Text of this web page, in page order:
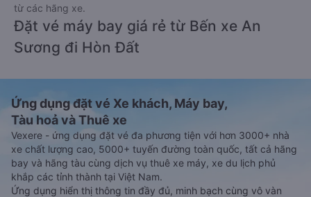
từ các hãng xe.
Đặt vé máy bay giá rẻ từ Bến xe An
Sương đi Hòn Đất
Ứng dụng đặt vé Xe khách, Máy bay,
Tàu hoả và Thuê xe
Vexere - ứng dụng đặt vé đa phương tiện với hơn 3000+ nhà
xe chất lượng cao, 5000+ tuyến đường toàn quốc, tất cả hãng
bay và hãng tàu cùng dịch vụ thuê xe máy, xe du lịch phủ
khắp các tỉnh thành tại Việt Nam.
Ứng dụng hiển thị thông tin đầy đủ, minh bạch cùng vô vàn